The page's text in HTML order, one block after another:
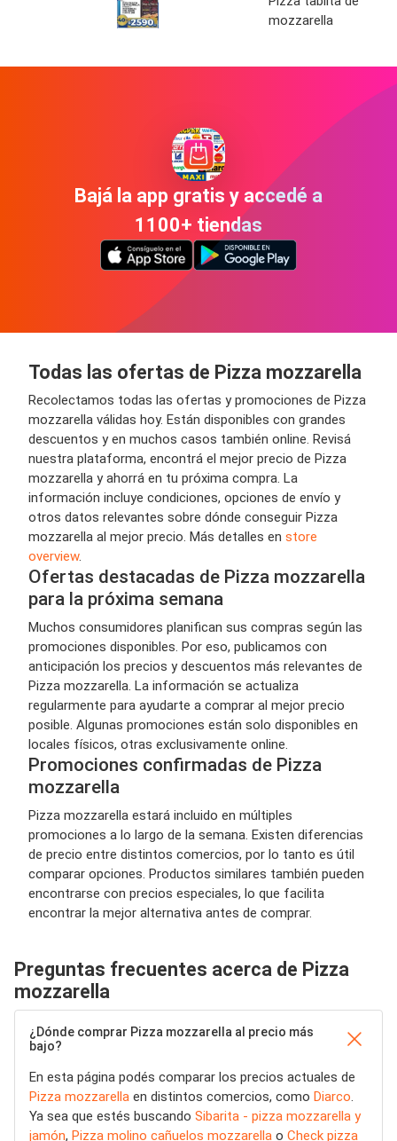
mozzarella
Bajá la app gratis y accedé a
1100+ tiendas
Todas las ofertas de Pizza mozzarella
Recolectamos todas las ofertas y promociones de Pizza
mozzarella válidas hoy. Están disponibles con grandes
descuentos y en muchos casos también online. Revisá
nuestra plataforma, encontrá el mejor precio de Pizza
mozzarella y ahorrá en tu próxima compra. La
información incluye condiciones, opciones de envío y
otros datos relevantes sobre dónde conseguir Pizza
mozzarella al mejor precio. Más detalles en store
overview.
Ofertas destacadas de Pizza mozzarella
para la próxima semana
Muchos consumidores planifican sus compras según las
promociones disponibles. Por eso, publicamos con
anticipación los precios y descuentos más relevantes de
Pizza mozzarella. La información se actualiza
regularmente para ayudarte a comprar al mejor precio
posible. Algunas promociones están solo disponibles en
locales físicos, otras exclusivamente online.
Promociones confirmadas de Pizza
mozzarella
Pizza mozzarella estará incluido en múltiples
promociones a lo largo de la semana. Existen diferencias
de precio entre distintos comercios, por lo tanto es útil
comparar opciones. Productos similares también pueden
encontrarse con precios especiales, lo que facilita
encontrar la mejor alternativa antes de comprar.
Preguntas frecuentes acerca de Pizza
mozzarella
¿Dónde comprar Pizza mozzarella al precio más
bajo?
En esta página podés comparar los precios actuales de
Pizza mozzarella en distintos comercios, como Diarco
Ya sea que estés buscando Sibarita - pizza mozzarella y
jamón, Pizza molino cañuelos mozzarella o Check pizza